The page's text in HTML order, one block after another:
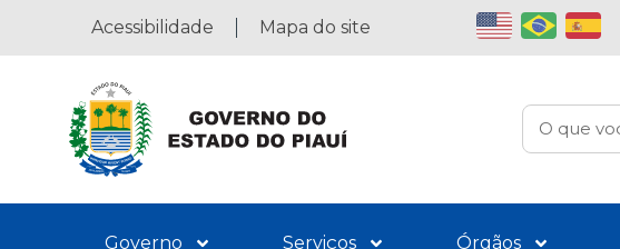
Acessibilidade Mapa do site
Governo Serviços Órgãos